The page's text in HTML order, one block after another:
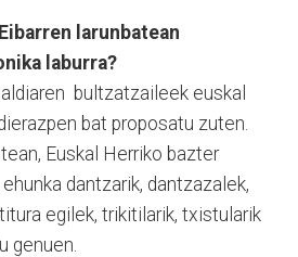
larunbatean
laburra?
bultzatzaileek euskal
bat proposatu zuten.
Euskal Herriko bazter
dantzarik, dantzazalek,
egilek, trikitilarik, txistularik
genuen.